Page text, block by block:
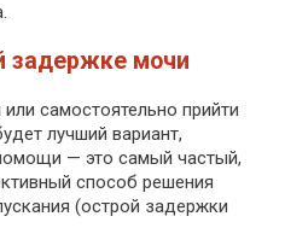
задержке мочи
или самостоятельно прийти
лучший вариант,
— это самый частый,
способ решения
(острой задержки